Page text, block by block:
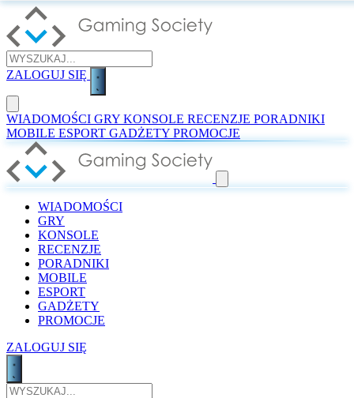
ZALOGUJ SIĘ
WIADOMOŚCI GRY KONSOLE RECENZJE PORADNIKI
MOBILE ESPORT GADŻETY PROMOCJE
WIADOMOŚCI
GRY
KONSOLE
RECENZJE
PORADNIKI
MOBILE
ESPORT
GADŻETY
PROMOCJE
ZALOGUJ SIĘ